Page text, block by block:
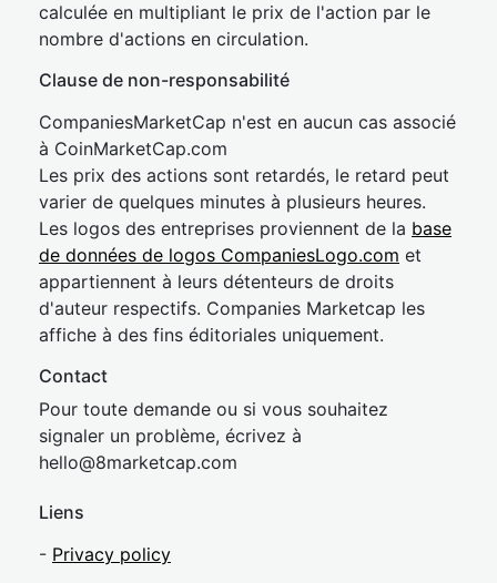
calculée en multipliant le prix de l'action par le
nombre d'actions en circulation.
Clause de non-responsabilité
CompaniesMarketCap n'est en aucun cas associé
à CoinMarketCap.com
Les prix des actions sont retardés, le retard peut
varier de quelques minutes à plusieurs heures.
Les logos des entreprises proviennent de la base
de données de logos CompaniesLogo.com et
appartiennent à leurs détenteurs de droits
d'auteur respectifs. Companies Marketcap les
affiche à des fins éditoriales uniquement.
Contact
Pour toute demande ou si vous souhaitez
signaler un problème, écrivez à
hello@8marketcap.com
Liens
- Privacy policy